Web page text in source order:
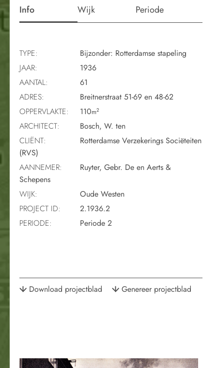
Info Wijk Periode
TYPE:
Bijzonder: Rotterdamse stapeling
JAAR:
1936
AANTAL:
61
ADRES:
Breitnerstraat 51-69 en 48-62
OPPERVLAKTE:
110m2
ARCHITECT:
Bosch, W. ten
CLIËNT:
Rotterdamse Verzekerings Sociëteiten
(RVS)
AANNEMER:
Ruyter, Gebr. De en Aerts &
Schepens
WIJK:
Oude Westen
PROJECT ID:
2.1936.2
PERIODE:
Periode 2
Download projectblad Genereer projectblad